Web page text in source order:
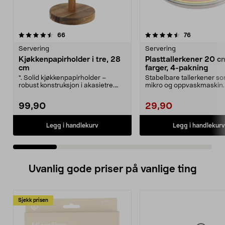
66anmeldelser
Servering
Kjøkkenpapirholder i tre, 28
cm
". Solid kjøkkenpapirholder –
robust konstruksjon i akasietre.
99,90
Legg i handlekurv
4.5 av 5 stjerner 76
Servering
Plasttallerkener 20
farger, 4-pakning
Stabelbare tallerkener
mikro og
29,90
Legg i handlekurv
4.0 av 5 stjerner
Uvanlig gode priser på vanlige ting
Sjekk prisen